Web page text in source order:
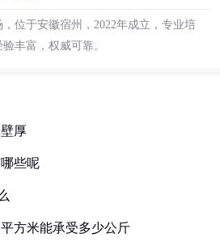
位于安徽宿州，2022年成立，专业培
丰富，权威可靠。
厚
些呢
方米能承受多少公斤